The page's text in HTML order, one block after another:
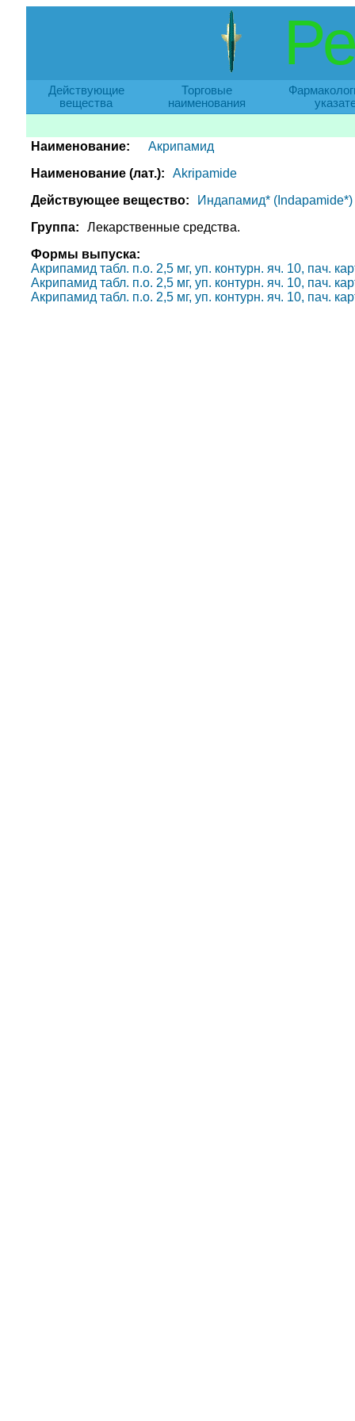
Действующие
вещества
Торговые
наименования
Наименование:
Акрипамид
Наименование (лат.):
Akripamide
Действующее вещество:
Индапамид* (Indapamide*)
Группа:
Лекарственные средства.
Формы выпуска:
Акрипамид табл. п.о. 2,5 мг, уп. контурн. яч. 10, пач.
Акрипамид табл. п.о. 2,5 мг, уп. контурн. яч. 10, пач.
Акрипамид табл. п.о. 2,5 мг, уп. контурн. яч. 10, пач.